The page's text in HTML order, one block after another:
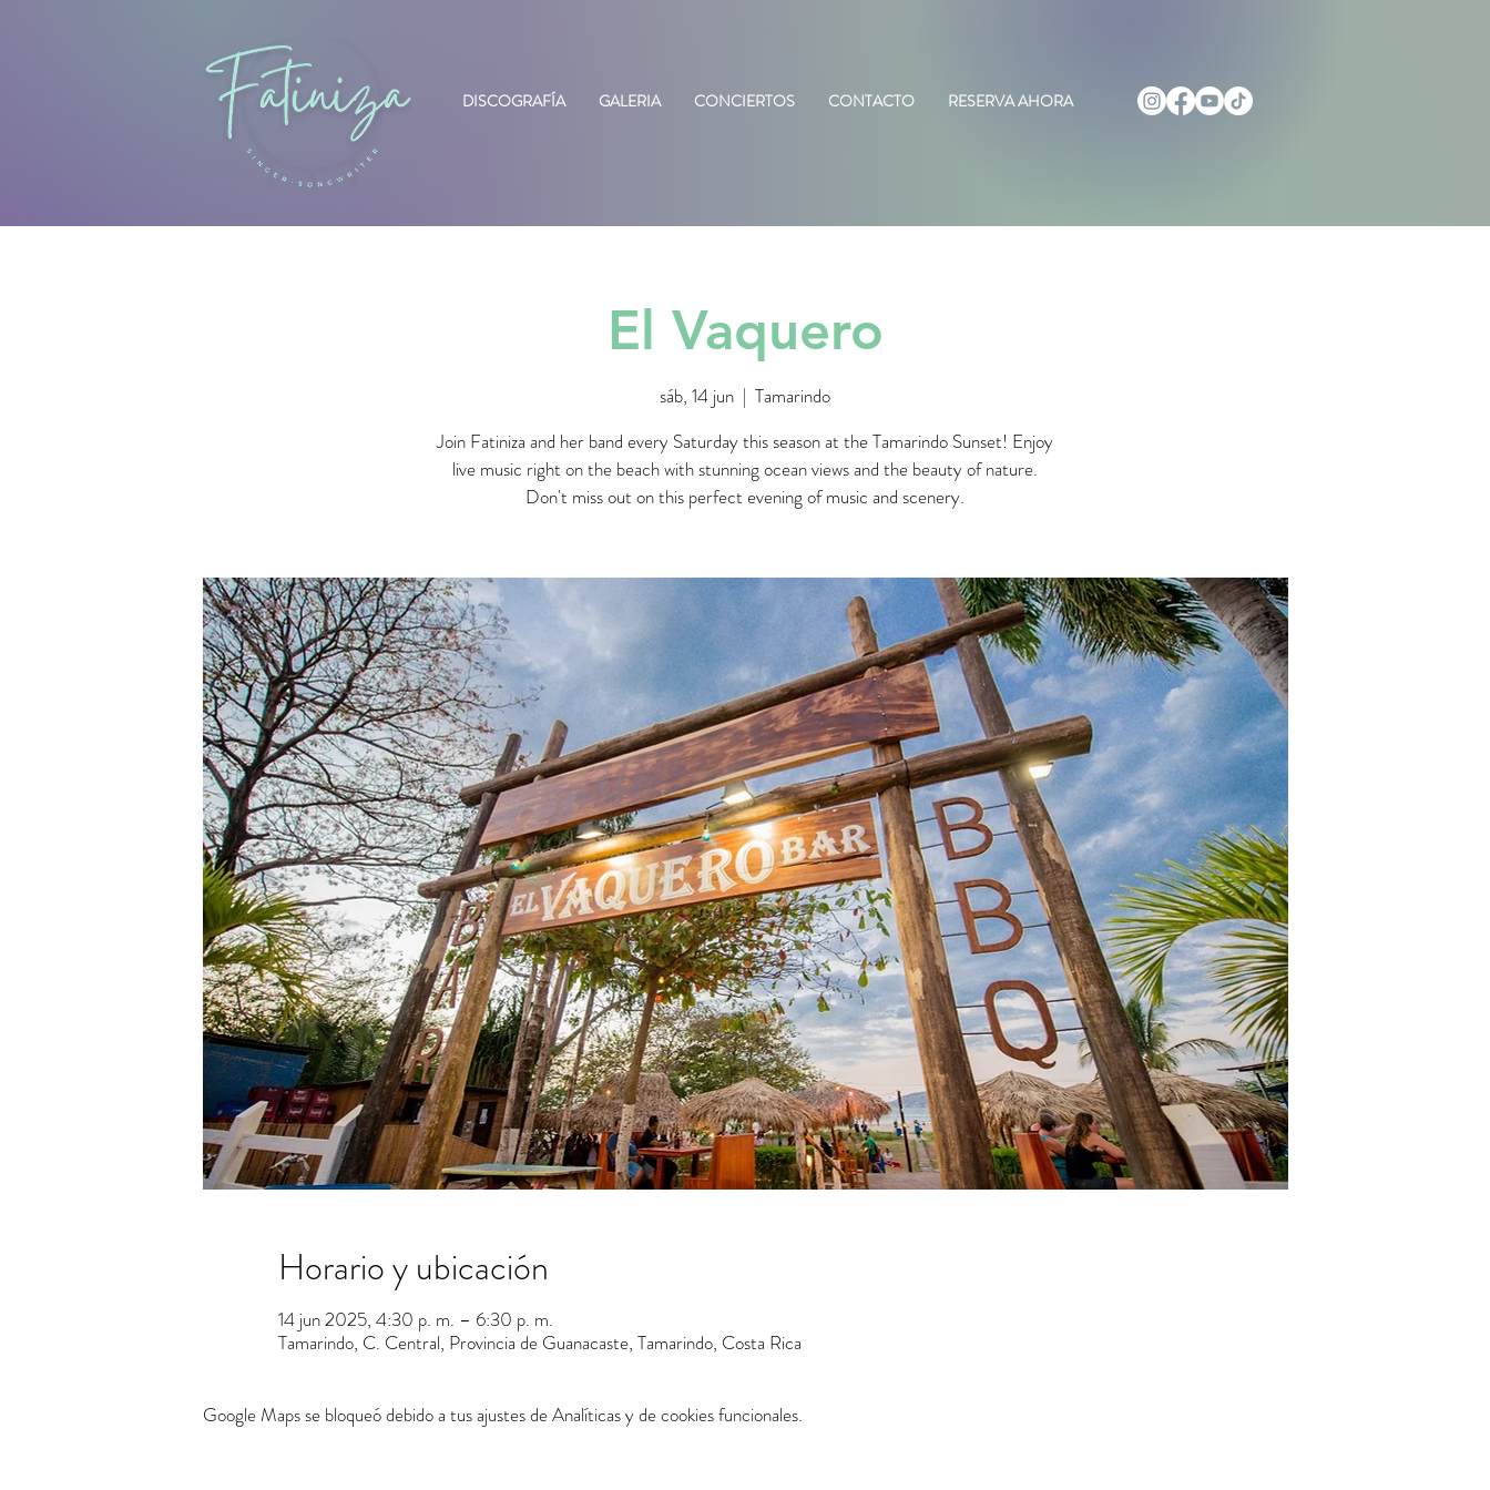
DISCOGRAFÍA GALERIA CONCIERTOS CONTACTO RESERVA AHORA
El Vaquero
sáb, 14 jun
  |
Tamarindo
Join Fatiniza and her band every Saturday this season at the Tamarindo Sunset! Enjoy
live music right on the beach with stunning ocean views and the beauty of nature.
Don't miss out on this perfect evening of music and scenery.
Horario y ubicación
14 jun 2025, 4:30 p. m. – 6:30 p. m.
Tamarindo, C. Central, Provincia de Guanacaste, Tamarindo, Costa Rica
Google Maps se bloqueó debido a tus ajustes de Analíticas y de cookies funcionales.